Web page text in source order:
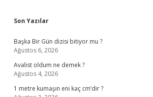
Sidebar
Son Yazılar
Başka Bir Gün dizisi bitiyor mu ?
Ağustos 6, 2026
Avalist oldum ne demek ?
Ağustos 4, 2026
1 metre kumaşın eni kaç cm’dir ?